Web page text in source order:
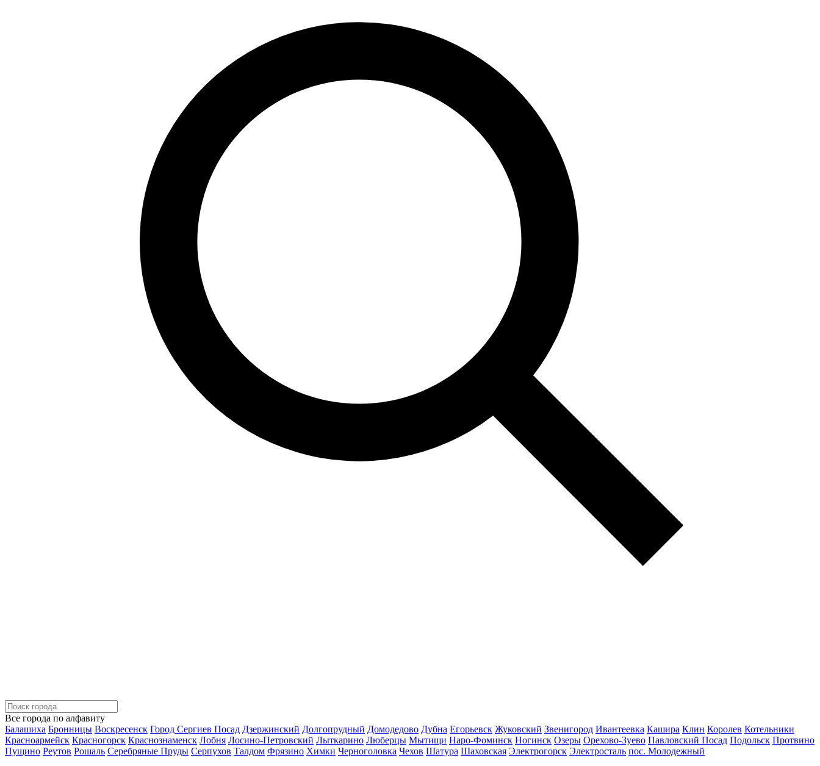
Все города по алфавиту
Балашиха Бронницы Воскресенск Город Сергиев Посад Дзержинский Долгопрудный Домодедово Дубна Егорьевск Жуковский Звенигород Ивантеевка Кашира Клин Королев Котельники
Красноармейск Красногорск Краснознаменск Лобня Лосино-Петровский Лыткарино Люберцы Мытищи Наро-Фоминск Ногинск Озеры Орехово-Зуево Павловский Посад Подольск Протвино
Пущино Реутов Рошаль Серебряные Пруды Серпухов Талдом Фрязино Химки Черноголовка Чехов Шатура Шаховская Электрогорск Электросталь пос. Молодежный